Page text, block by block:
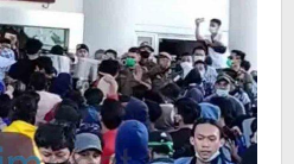
DPRD